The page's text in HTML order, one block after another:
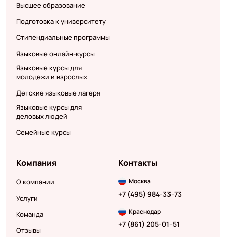
Высшее образование
Подготовка к университету
Стипендиальные программы
Языковые онлайн-курсы
Языковые курсы для
молодежи и взрослых
Детские языковые лагеря
Языковые курсы для
деловых людей
Семейные курсы
Компания
О компании
Услуги
Команда
Отзывы
Контакты
Москва
+7 (495) 984-33-73
Краснодар
+7 (861) 205-01-51